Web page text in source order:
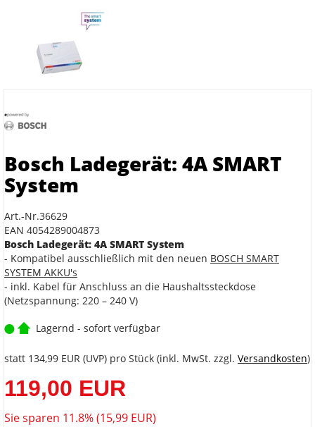
Bosch Ladegerät: 4A SMART
System
Art.-Nr.36629
EAN 4054289004873
Bosch Ladegerät: 4A SMART System
- Kompatibel ausschließlich mit den neuen BOSCH SMART
SYSTEM AKKU's
- inkl. Kabel für Anschluss an die Haushaltssteckdose
(Netzspannung: 220 – 240 V)
Lagernd - sofort verfügbar
statt 134,99 EUR (UVP) pro Stück (inkl. MwSt. zzgl. Versandkosten)
119,00 EUR
Sie sparen 11.8% (15,99 EUR)